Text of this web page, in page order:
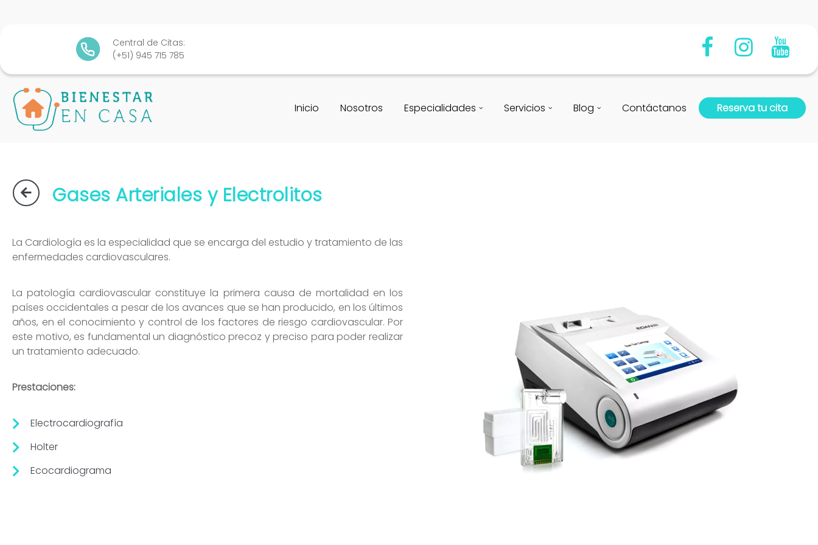
Central de Citas:
(+51) 945 715 785
Inicio Nosotros Especialidades Servicios Blog Contáctanos Reserva tu cita
Gases Arteriales y Electrolitos
La Cardiología es la especialidad que se encarga del estudio y tratamiento de las
enfermedades cardiovasculares.
La patología cardiovascular constituye la primera causa de mortalidad en los
países occidentales a pesar de los avances que se han producido, en los últimos
años, en el conocimiento y control de los factores de riesgo cardiovascular. Por
este motivo, es fundamental un diagnóstico precoz y preciso para poder realizar
un tratamiento adecuado.
Prestaciones:
Electrocardiografía
Holter
Ecocardiograma